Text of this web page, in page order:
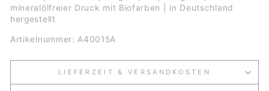
mineralölfreier Druck mit Biofarben | in Deutschland
hergestellt
Artikelnummer: A40015A
LIEFERZEIT & VERSANDKOSTEN